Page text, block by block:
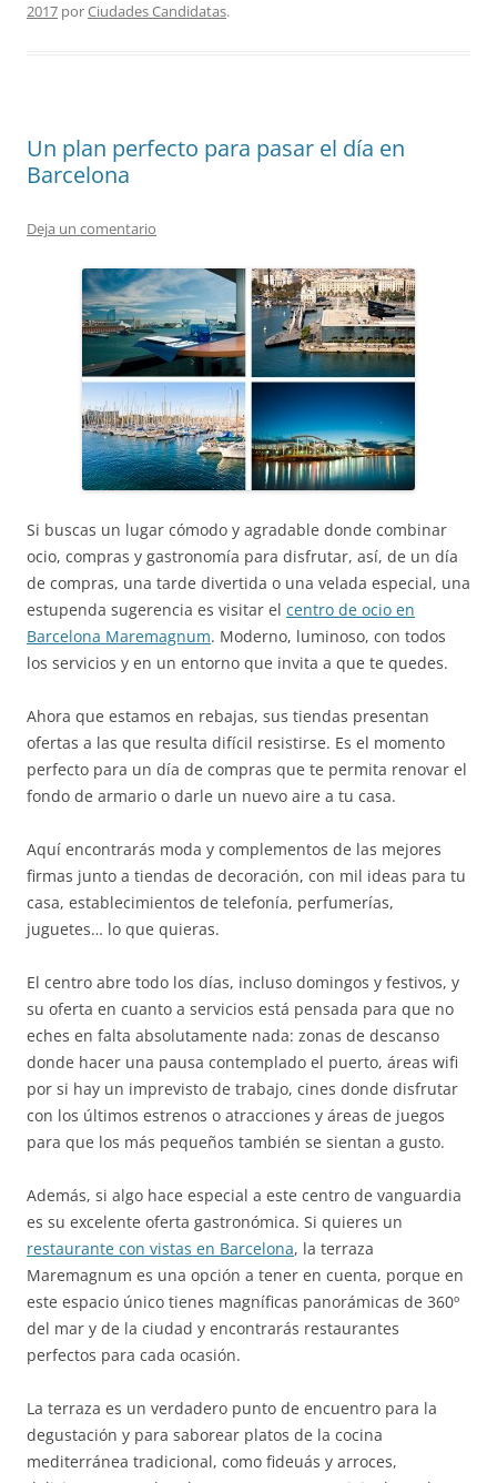
2017 porCiudades Candidatas.
Un plan perfecto para pasar el día en
Barcelona
Deja un comentario
Si buscas un lugar cómodo y agradable donde combinar
ocio, compras y gastronomía para disfrutar, así, de un día
de compras, una tarde divertida o una velada especial, una
estupenda sugerencia es visitar el centro de ocio en
Barcelona Maremagnum. Moderno, luminoso, con todos
los servicios y en un entorno que invita a que te quedes.
Ahora que estamos en rebajas, sus tiendas presentan
ofertas a las que resulta difícil resistirse. Es el momento
perfecto para un día de compras que te permita renovar el
fondo de armario o darle un nuevo aire a tu casa.
Aquí encontrarás moda y complementos de las mejores
firmas junto a tiendas de decoración, con mil ideas para tu
casa, establecimientos de telefonía, perfumerías,
juguetes… lo que quieras.
El centro abre todo los días, incluso domingos y festivos, y
su oferta en cuanto a servicios está pensada para que no
eches en falta absolutamente nada: zonas de descanso
donde hacer una pausa contemplado el puerto, áreas wifi
por si hay un imprevisto de trabajo, cines donde disfrutar
con los últimos estrenos o atracciones y áreas de juegos
para que los más pequeños también se sientan a gusto.
Además, si algo hace especial a este centro de vanguardia
es su excelente oferta gastronómica. Si quieres un
restaurante con vistas en Barcelona, la terraza
Maremagnum es una opción a tener en cuenta, porque en
este espacio único tienes magníficas panorámicas de 360º
del mar y de la ciudad y encontrarás restaurantes
perfectos para cada ocasión.
La terraza es un verdadero punto de encuentro para la
degustación y para saborear platos de la cocina
mediterránea tradicional, como fideuás y arroces,